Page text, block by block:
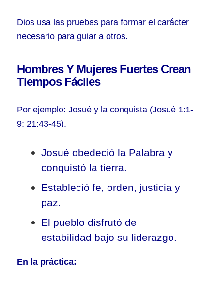
Dios usa las pruebas para formar el carácter
necesario para guiar a otros.
Hombres Y Mujeres Fuertes Crean
Tiempos Fáciles
Por ejemplo: Josué y la conquista (Josué 1:1-
9; 21:43-45).
Josué obedeció la Palabra y
conquistó la tierra.
Estableció fe, orden, justicia y
paz.
El pueblo disfrutó de
estabilidad bajo su liderazgo.
En la práctica: